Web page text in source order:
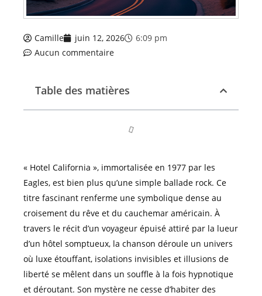
Camille juin 12, 2026
6:09 pm
Aucun commentaire
Table des matières
« Hotel California », immortalisée en 1977 par les
Eagles, est bien plus qu’une simple ballade rock. Ce
titre fascinant renferme une symbolique dense au
croisement du rêve et du cauchemar américain. À
travers le récit d’un voyageur épuisé attiré par la lueur
d’un hôtel somptueux, la chanson déroule un univers
où luxe étouffant, isolations invisibles et illusions de
liberté se mêlent dans un souffle à la fois hypnotique
et déroutant. Son mystère ne cesse d’habiter des